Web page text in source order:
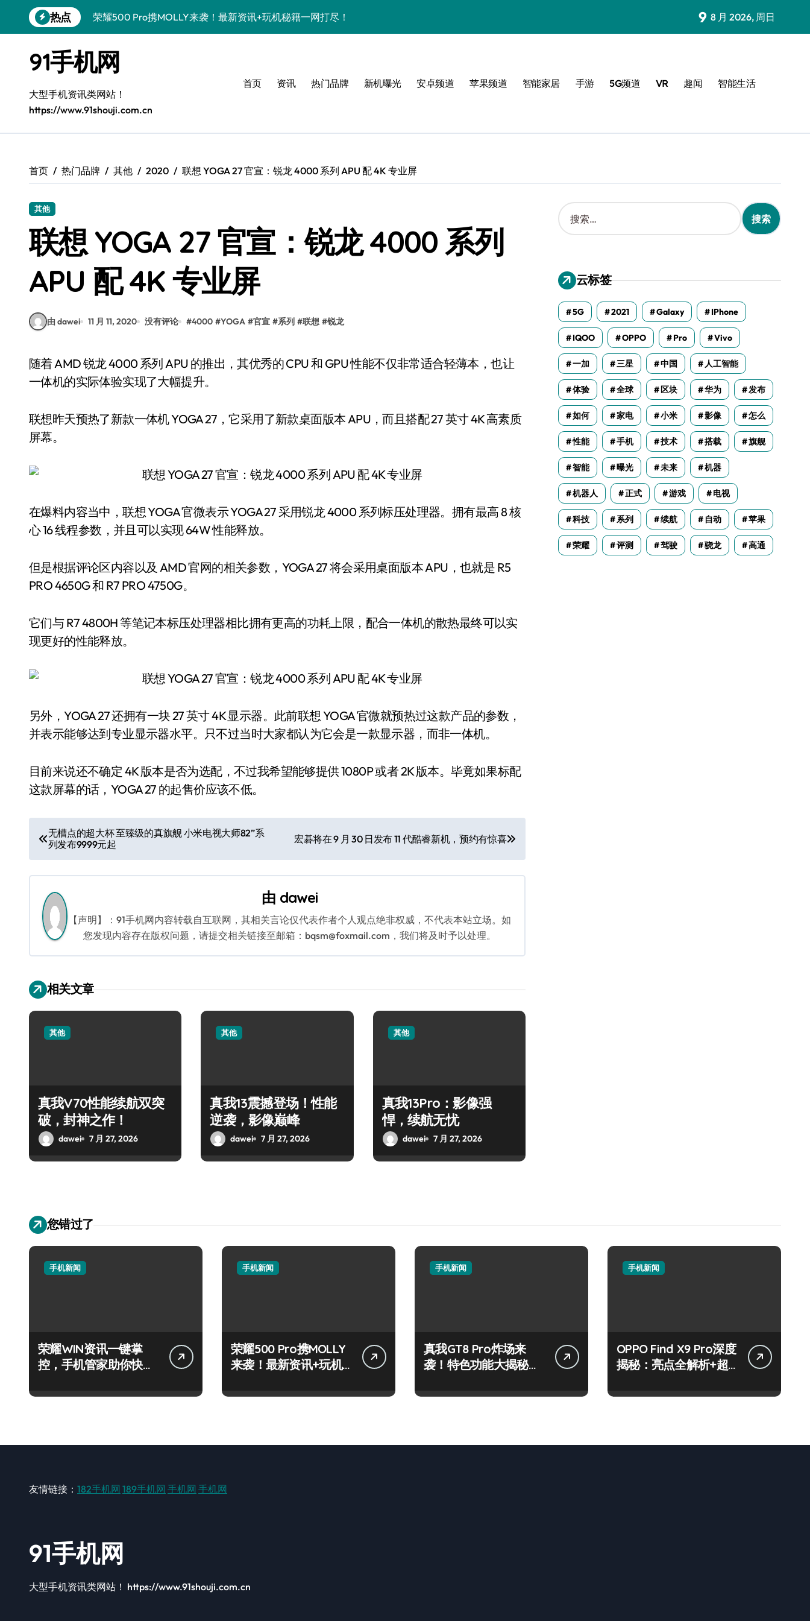
到
热点
荣耀500 Pro携MOLLY来袭！最新资讯+玩机秘籍一网打尽！
OPPO Find X9 Pro深度揭秘：亮点全解析+超实用技巧大放送！
vivo S50 Pro mini来袭！小屏旗舰，亮点速览不容错过！
REDMI K90深度揭秘！亮点配置全盘点，速来围观！
三星W26震撼来袭！速览资讯，畅享前沿智能科技魅力！
iPhone 17e重磅来袭！性能配置大升级，速来围观！
荣耀WIN资讯一键掌控，手机管家助你快人一步领风骚！
9 8 月 2026, 周日
91手机网
大型手机资讯类网站！
https://www.91shouji.com.cn
首页 资讯 热门品牌 新机曝光 安卓频道 苹果频道 智能家居 手游 5G频道 VR 趣闻 智能生活
首页 热门品牌 其他 2020 联想 YOGA 27 官宣：锐龙 4000 系列 APU 配 4K 专业屏
其他
联想 YOGA 27 官宣：锐龙 4000 系列
APU 配 4K 专业屏
由 dawei 11 月 11, 2020 没有评论 #4000 #YOGA #官宣 #系列 #联想 #锐龙
随着 AMD 锐龙 4000 系列 APU 的推出，其优秀的 CPU 和 GPU 性能不仅非常适合轻薄本，也让
一体机的实际体验实现了大幅提升。
联想昨天预热了新款一体机 YOGA 27，它采用了新款桌面版本 APU，而且搭配 27 英寸 4K 高素质
屏幕。
在爆料内容当中，联想 YOGA 官微表示 YOGA 27 采用锐龙 4000 系列标压处理器。拥有最高 8 核
心 16 线程参数，并且可以实现 64W 性能释放。
但是根据评论区内容以及 AMD 官网的相关参数，YOGA 27 将会采用桌面版本 APU，也就是 R5
PRO 4650G 和 R7 PRO 4750G。
它们与 R7 4800H 等笔记本标压处理器相比拥有更高的功耗上限，配合一体机的散热最终可以实
现更好的性能释放。
另外，YOGA 27 还拥有一块 27 英寸 4K 显示器。此前联想 YOGA 官微就预热过这款产品的参数，
并表示能够达到专业显示器水平。只不过当时大家都认为它会是一款显示器，而非一体机。
目前来说还不确定 4K 版本是否为选配，不过我希望能够提供 1080P 或者 2K 版本。毕竟如果标配
这款屏幕的话，YOGA 27 的起售价应该不低。
文
章
导
航
无槽点的超大杯 至臻级的真旗舰 小米电视大师82”系
列发布9999元起
宏碁将在 9 月 30 日发布 11 代酷睿新机，预约有惊喜
由 dawei
【声明】：91手机网内容转载自互联网，其相关言论仅代表作者个人观点绝非权威，不代表本站立场。如
您发现内容存在版权问题，请提交相关链接至邮箱：bqsm@foxmail.com，我们将及时予以处理。
相关文章
其他
真我V70性能续航双突
破，封神之作！
dawei 7 月 27, 2026
其他
真我13震撼登场！性能
逆袭，影像巅峰
dawei 7 月 27, 2026
其他
真我13Pro：影像强
悍，续航无忧
dawei 7 月 27, 2026
搜
索
：
云标签
5G 2021 Galaxy IPhone
IQOO OPPO Pro Vivo
一加 三星 中国 人工智能
体验 全球 区块 华为 发布
如何 家电 小米 影像 怎么
性能 手机 技术 搭载 旗舰
智能 曝光 未来 机器
机器人 正式 游戏 电视
科技 系列 续航 自动 苹果
荣耀 评测 驾驶 骁龙 高通
您错过了
手机新闻
荣耀WIN资讯一键掌
控，手机管家助你快人
手机新闻
荣耀500 Pro携MOLLY
来袭！最新资讯+玩机
手机新闻
真我GT8 Pro炸场来
袭！特色功能大揭秘，
手机新闻
OPPO Find X9 Pro深度
揭秘：亮点全解析+超
友情链接： 182手机网 189手机网 手机网 手机网
91手机网
大型手机资讯类网站！ https://www.91shouji.com.cn